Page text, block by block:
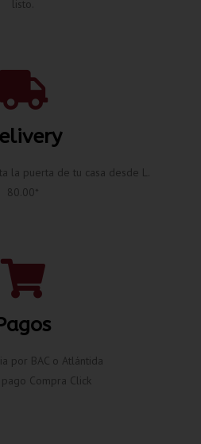
listo.
la puerta de tu casa desde L.
80.00*
por BAC o Atlántida
Compra Click